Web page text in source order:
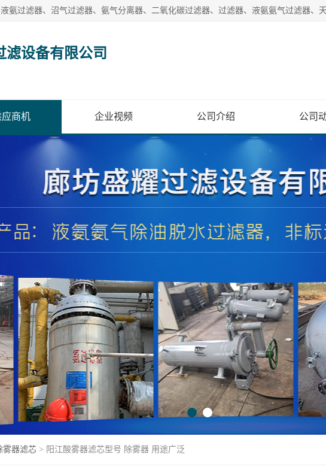
滤设备有限公司
应商机 企业视频 公司介绍 公司
雾器滤芯 > 阳江酸雾器滤芯型号 除雾器 用途广泛